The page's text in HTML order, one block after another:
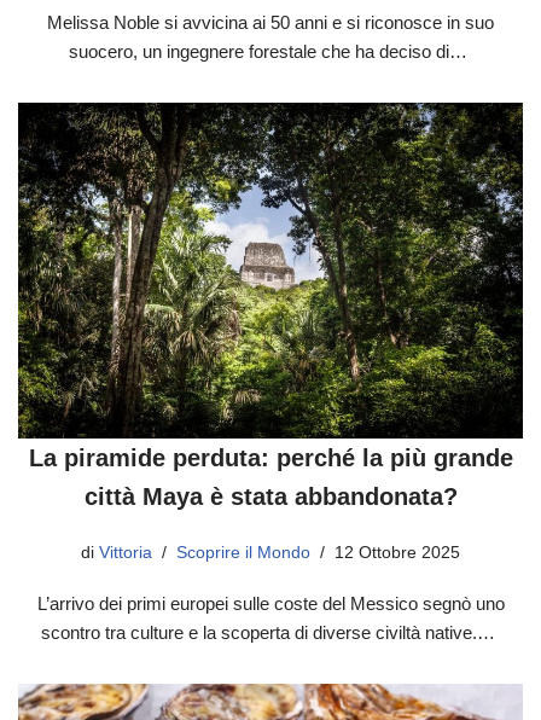
Melissa Noble si avvicina ai 50 anni e si riconosce in suo
suocero, un ingegnere forestale che ha deciso di…
La piramide perduta: perché la più grande
città Maya è stata abbandonata?
di Vittoria Scoprire il Mondo 12 Ottobre 2025
L’arrivo dei primi europei sulle coste del Messico segnò uno
scontro tra culture e la scoperta di diverse civiltà native.…